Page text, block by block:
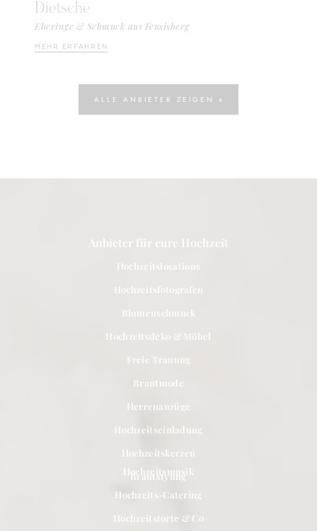
Dietsche
Eheringe & Schmuck aus Feusisberg
MEHR ERFAHREN
ALLE ANBIETER ZEIGEN »
Anbieter für eure Hochzeit
Hochzeitslocations
Hochzeitsfotografen
Blumenschmuck
Hochzeitsdeko & Möbel
Freie Trauung
Brautmode
Herrenanzüge
Hochzeitseinladung
Hochzeitskerzen
Brautstyling
Hochzeitsmusik
Hochzeits-Catering
Hochzeitstorte & Co